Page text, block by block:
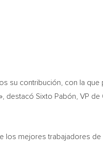
su contribución, con la que
destacó Sixto Pabón, VP de
mejores trabajadores de